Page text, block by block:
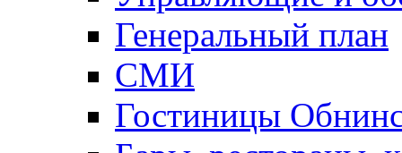
Генеральный план
СМИ
Гостиницы